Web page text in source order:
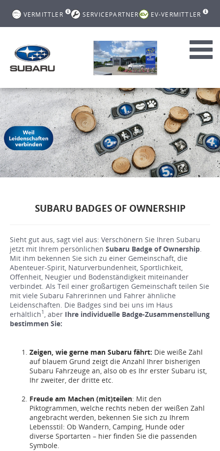
VERMITTLER SERVICEPARTNER EV-VERMITTLER
SUBARU BADGES OF OWNERSHIP
Sieht gut aus, sagt viel aus: Verschönern Sie Ihren Subaru
jetzt mit Ihrem persönlichen Subaru Badge of Ownership
Mit ihm bekennen Sie sich zu einer Gemeinschaft, die
Abenteuer-Spirit, Naturverbundenheit, Sportlichkeit,
Offenheit, Neugier und Bodenständigkeit miteinander
verbindet. Als Teil einer großartigen Gemeinschaft teilen Sie
mit viele Subaru Fahrerinnen und Fahrer ähnliche
Leidenschaften. Die Badges sind bei uns im Haus
erhältlich1 , aber Ihre individuelle Badge-Zusammenstellung
bestimmen Sie:
Zeigen, wie gerne man Subaru fährt: Die weiße Zahl
auf blauem Grund zeigt die Anzahl Ihrer bisherigen
Subaru Fahrzeuge an, also ob es Ihr erster Subaru ist,
Ihr zweiter, der dritte etc.
Freude am Machen (mit)teilen: Mit den
Piktogrammen, welche rechts neben der weißen Zahl
angebracht werden, bekennen Sie sich zu Ihrem
Lebensstil: Ob Wandern, Camping, Hunde oder
diverse Sportarten – hier finden Sie die passenden
Symbole.